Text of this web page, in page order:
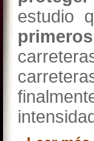
estudio